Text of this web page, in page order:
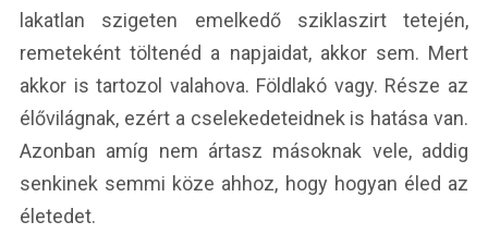
lakatlan szigeten emelkedő sziklaszirt tetején,
remeteként töltenéd a napjaidat, akkor sem. Mert
akkor is tartozol valahova. Földlakó vagy. Része az
élővilágnak, ezért a cselekedeteidnek is hatása van.
Azonban amíg nem ártasz másoknak vele, addig
senkinek semmi köze ahhoz, hogy hogyan éled az
életedet.